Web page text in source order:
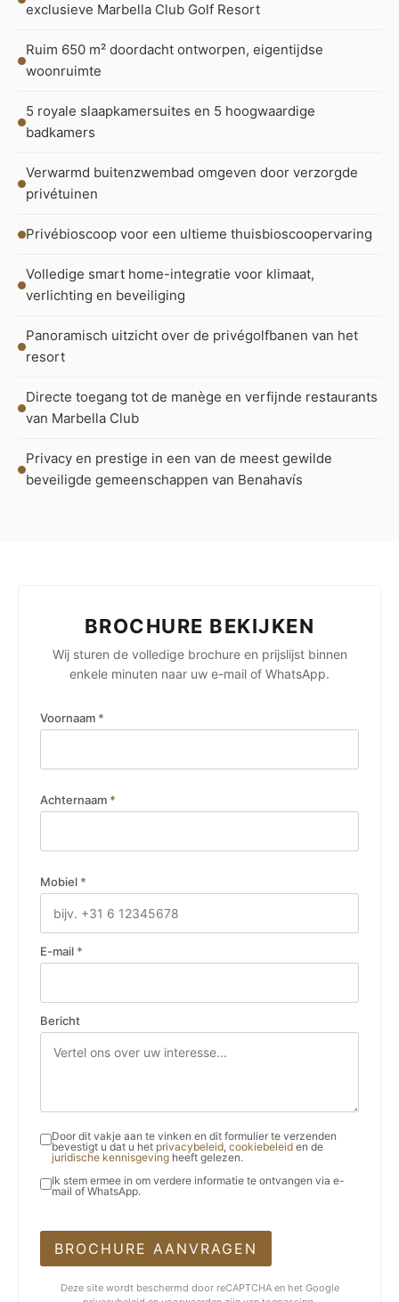
exclusieve Marbella Club Golf Resort
Ruim 650 m² doordacht ontworpen, eigentijdse
woonruimte
5 royale slaapkamersuites en 5 hoogwaardige
badkamers
Verwarmd buitenzwembad omgeven door verzorgde
privétuinen
Privébioscoop voor een ultieme thuisbioscoopervaring
Volledige smart home-integratie voor klimaat,
verlichting en beveiliging
Panoramisch uitzicht over de privégolfbanen van het
resort
Directe toegang tot de manège en verfijnde restaurants
van Marbella Club
Privacy en prestige in een van de meest gewilde
beveiligde gemeenschappen van Benahavís
BROCHURE BEKIJKEN
Wij sturen de volledige brochure en prijslijst binnen
enkele minuten naar uw e-mail of WhatsApp.
Voornaam *
Achternaam *
Mobiel *
E-mail *
Bericht
Door dit vakje aan te vinken en dit formulier te verzenden
bevestigt u dat u het privacybeleid, cookiebeleid en de
juridische kennisgeving heeft gelezen.
Ik stem ermee in om verdere informatie te ontvangen via e-
mail of WhatsApp.
BROCHURE AANVRAGEN
Deze site wordt beschermd door reCAPTCHA en het Google